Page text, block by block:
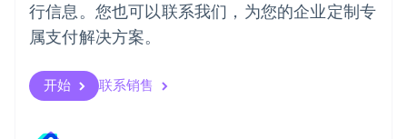
行信息。您也可以联系我们，为您的企业定制专
属支付解决方案。
开始 联系销售
瑞士
DeutschFrançais ItalianoEnglish
塞浦路斯
斯洛伐克
English
English